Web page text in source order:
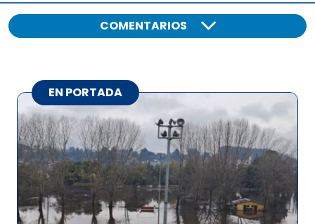
COMENTARIOS
EN PORTADA